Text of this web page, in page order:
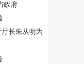
政府
长朱从明为